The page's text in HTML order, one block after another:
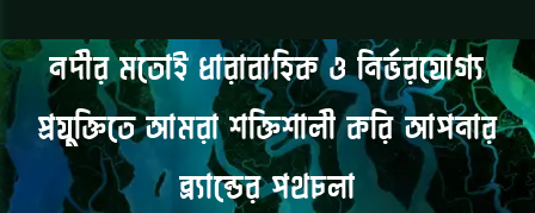
নদীর মতোই ধারাবাহিক ও নির্ভরযোগ্য
প্রযুক্তিতে আমরা শক্তিশালী করি আপনার
ব্র্যান্ডের পথচলা